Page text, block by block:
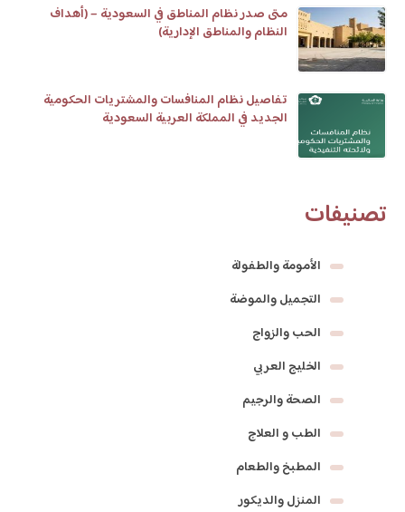
متى صدر نظام المناطق في السعودية – (أهداف
النظام والمناطق الإدارية)
تفاصيل نظام المنافسات والمشتريات الحكومية
الجديد في المملكة العربية السعودية
تصنيفات
الأمومة والطفولة
التجميل والموضة
الحب والزواج
الخليج العربي
الصحة والرجيم
الطب و العلاج
المطبخ والطعام
المنزل والديكور